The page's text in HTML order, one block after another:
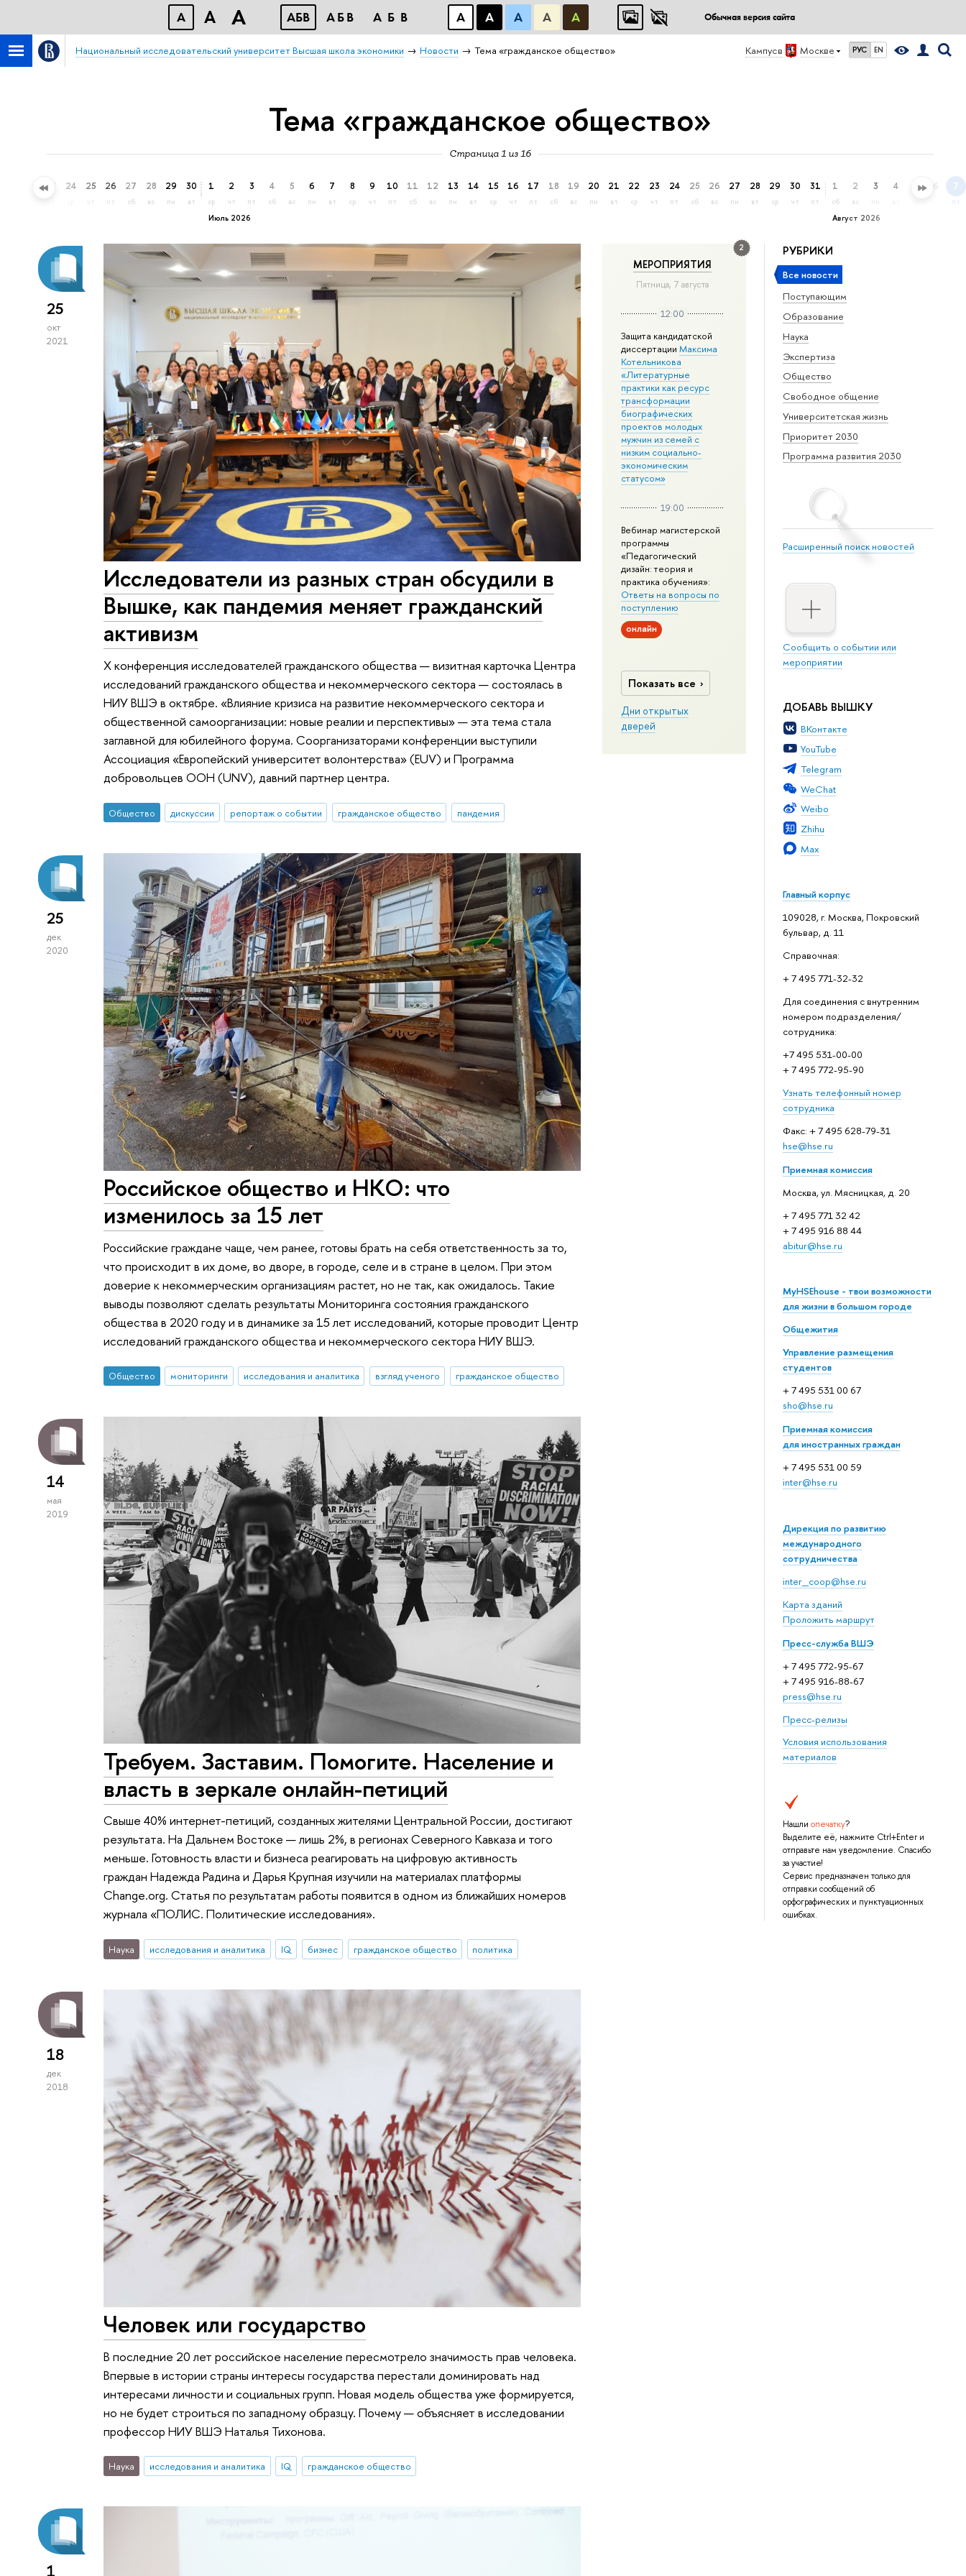
A A A АБВ АБВ АБВ А А А А А Обычная версия сайта
Кампус в Москве РУС EN
Национальный исследовательский университет Высшая школа экономики Новости Тема «гражданское общество»
Тема «гражданское общество»
Страница 1 из 16
23 24 25 26
пт
27
сб
28
вс
29
пн
30
вт
Июль 2026
1
ср
2
чт
3
пт
4
сб
5
вс
6
пн
7
вт
8
ср
9
чт
10
пт
11
сб
12
вс
13
пн
14
вт
15
ср
16
чт
17
пт
18
сб
19
вс
20
пн
21
вт
22
ср
23
чт
24
пт
25
сб
26
вс
27
пн
28
вт
29
ср
30
чт
31
пт
Август 2026
1
сб
2
вс
3 4 5 6 7
пт
РУБРИКИ
Все новости
Поступающим
Образование
Наука
Экспертиза
Общество
Свободное общение
Университетская жизнь
Приоритет 2030
Программа развития 2030
Расширенный поиск новостей
Сообщить о событии или
мероприятии
ДОБАВЬ ВЫШКУ
ВКонтакте
YouTube
Telegram
WeChat
Weibo
Zhihu
Max
Главный корпус
109028, г. Москва, Покровский
бульвар, д. 11
Справочная:
+ 7 495 771-32-32
Для соединения с внутренним
номером подразделения/
сотрудника:
+7 495 531-00-00
+ 7 495 772-95-90
Узнать телефонный номер
сотрудника
Факс: + 7 495 628-79-31
hse@hse.ru
Приемная комиссия
Москва, ул. Мясницкая, д. 20
+ 7 495 771 32 42
+ 7 495 916 88 44
abitur@hse.ru
MyHSEhouse - твои возможности
для жизни в большом городе
Общежития
Управление размещения
студентов
+ 7 495 531 00 67
sho@hse.ru
Приемная комиссия
для иностранных граждан
+ 7 495 531 00 59
inter@hse.ru
Дирекция по развитию
международного
сотрудничества
inter_coop@hse.ru
Карта зданий
Проложить маршрут
Пресс-служба ВШЭ
+ 7 495 772-95-67
+ 7 495 916-88-67
press@hse.ru
Пресс-релизы
Условия использования
материалов
Нашли опечатку?
Выделите её, нажмите Ctrl+Enter и
отправьте нам уведомление. Спасибо
за участие!
Сервис предназначен только для
отправки сообщений об
орфографических и пунктуационных
ошибках.
2
МЕРОПРИЯТИЯ
Пятница, 7 августа
12:00
Защита кандидатской
диссертации Максима
Котельникова
«Литературные
практики как ресурс
трансформации
биографических
проектов молодых
мужчин из семей с
низким социально-
экономическим
статусом»
19:00
Вебинар магистерской
программы
«Педагогический
дизайн: теория и
практика обучения»:
Ответы на вопросы по
поступлению
онлайн
Показать все
Дни открытых
дверей
25
окт
2021
Исследователи из разных стран обсудили в
Вышке, как пандемия меняет гражданский
активизм
X конференция исследователей гражданского общества — визитная карточка Центра
исследований гражданского общества и некоммерческого сектора — состоялась в
НИУ ВШЭ в октябре. «Влияние кризиса на развитие некоммерческого сектора и
общественной самоорганизации: новые реалии и перспективы» — эта тема стала
заглавной для юбилейного форума. Соорганизаторами конференции выступили
Ассоциация «Европейский университет волонтерства» (EUV) и Программа
добровольцев ООН (UNV), давний партнер центра.
Общество дискуссии репортаж о событии гражданское общество пандемия
25
дек
2020
Российское общество и НКО: что
изменилось за 15 лет
Российские граждане чаще, чем ранее, готовы брать на себя ответственность за то,
что происходит в их доме, во дворе, в городе, селе и в стране в целом. При этом
доверие к некоммерческим организациям растет, но не так, как ожидалось. Такие
выводы позволяют сделать результаты Мониторинга состояния гражданского
общества в 2020 году и в динамике за 15 лет исследований, которые проводит Центр
исследований гражданского общества и некоммерческого сектора НИУ ВШЭ.
Общество мониторинги исследования и аналитика взгляд ученого гражданское общество
14
мая
2019
Требуем. Заставим. Помогите. Население и
власть в зеркале онлайн-петиций
Свыше 40% интернет-петиций, созданных жителями Центральной России, достигают
результата. На Дальнем Востоке — лишь 2%, в регионах Северного Кавказа и того
меньше. Готовность власти и бизнеса реагировать на цифровую активность
граждан Надежда Радина и Дарья Крупная изучили на материалах платформы
Change.org. Статья по результатам работы появится в одном из ближайших номеров
журнала «ПОЛИС. Политические исследования».
Наука исследования и аналитика IQ бизнес гражданское общество политика
18
дек
2018
Человек или государство
В последние 20 лет российское население пересмотрело значимость прав человека.
Впервые в истории страны интересы государства перестали доминировать над
интересами личности и социальных групп. Новая модель общества уже формируется,
но не будет строиться по западному образцу. Почему — объясняет в исследовании
профессор НИУ ВШЭ Наталья Тихонова.
Наука исследования и аналитика IQ гражданское общество
1